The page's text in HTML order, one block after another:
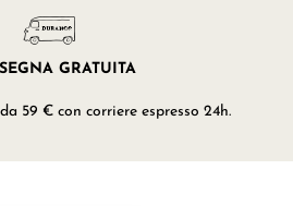
GRATUITA
59 € con corriere espresso 24h.